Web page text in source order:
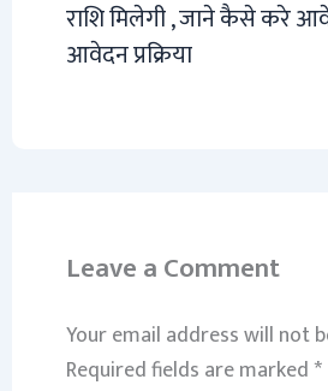
राशि मिलेगी , जाने कैसे करे
आवेदन प्रक्रिया
Leave a Comment
Your email address will not
Required fields are marked*